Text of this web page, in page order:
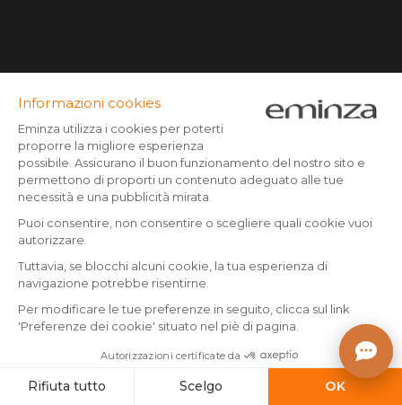
Pagamento sicuro
Carta di credito, Paypal, bonifico a partire da CHF 500,
Twint, Apple/Google pay.
Seguici su :